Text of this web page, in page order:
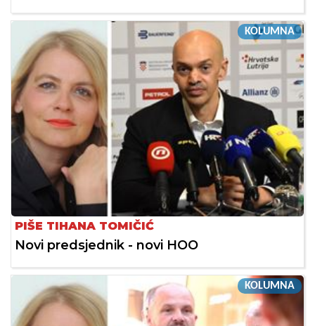
KOLUMNA
PIŠE TIHANA TOMIČIĆ
Novi predsjednik - novi HOO
KOLUMNA